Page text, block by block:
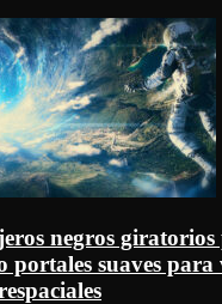
negros giratorios
portales suaves para